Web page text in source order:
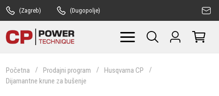
(Zagreb) (Dugopolje)
Početna Prodajni program
Husqvarna CP
Dijamantne krune za bušenje